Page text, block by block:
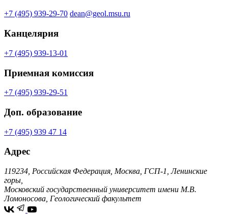
+7 (495) 939-29-70 dean@geol.msu.ru
Канцелярия
+7 (495) 939-13-01
Приемная комиссия
+7 (495) 939-29-51
Доп. образование
+7 (495) 939 47 14
Адрес
119234, Российская Федерация, Москва, ГСП-1, Ленинские
горы,
Московский государственный университет имени М.В.
Ломоносова, Геологический факультет